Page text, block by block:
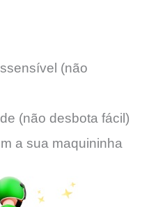
(não
(não desbota fácil)
a sua maquininha